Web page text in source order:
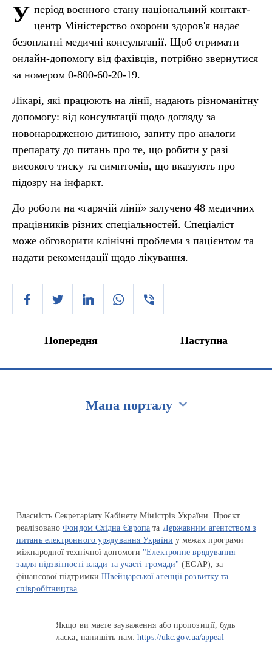
У період воєнного стану національний контакт-
центр Міністерство охорони здоров'я надає
безоплатні медичні консультації. Щоб отримати
онлайн-допомогу від фахівців, потрібно звернутися
за номером 0-800-60-20-19.
Лікарі, які працюють на лінії, надають різноманітну
допомогу: від консультації щодо догляду за
новонародженою дитиною, запиту про аналоги
препарату до питань про те, що робити у разі
високого тиску та симптомів, що вказують про
підозру на інфаркт.
До роботи на «гарячій лінії» залучено 48 медичних
працівників різних спеціальностей. Спеціаліст
може обговорити клінічні проблеми з пацієнтом та
надати рекомендації щодо лікування.
Попередня Наступна
Мапа порталу
Власність Секретаріату Кабінету Міністрів України. Проєкт
реалізованоФондом Східна Європа та Державним агентством з
питань електронного урядування України у межах програми
міжнародної технічної допомоги "Електронне врядування
задля підзвітності влади та участі громади" (EGAP), за
фінансової підтримкиШвейцарської агенції розвитку та
співробітництва
Якщо ви маєте зауваження або пропозиції, будь
ласка, напишіть нам:https://ukc.gov.ua/appeal